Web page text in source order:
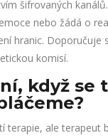
šifrovaných
nebo žádá o
hranic. Doporučuje
komisí.
když se
terapie, ale terapeut